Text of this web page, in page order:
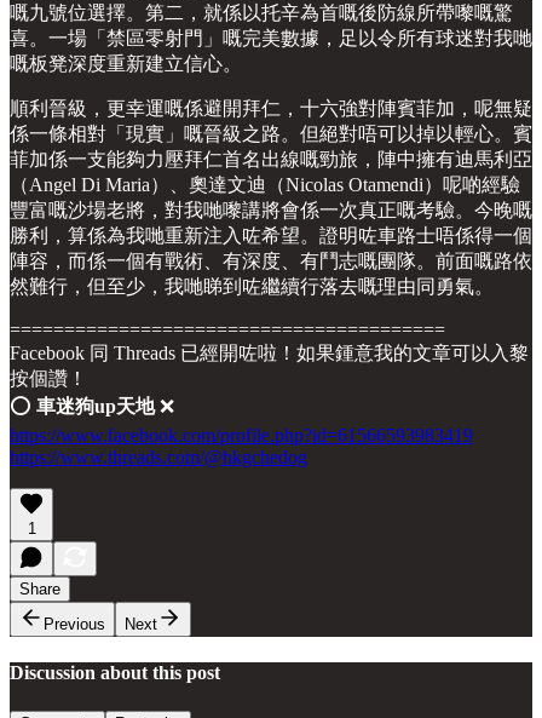
嘅九號位選擇。第二，就係以托辛為首嘅後防線所帶嚟嘅驚
喜。一場「禁區零射門」嘅完美數據，足以令所有球迷對我哋
嘅板凳深度重新建立信心。
順利晉級，更幸運嘅係避開拜仁，十六強對陣賓菲加，呢無疑
係一條相對「現實」嘅晉級之路。但絕對唔可以掉以輕心。賓
菲加係一支能夠力壓拜仁首名出線嘅勁旅，陣中擁有迪馬利亞
（Angel Di Maria）、奧達文迪（Nicolas Otamendi）呢啲經驗
豐富嘅沙場老將，對我哋嚟講將會係一次真正嘅考驗。今晚嘅
勝利，算係為我哋重新注入咗希望。證明咗車路士唔係得一個
陣容，而係一個有戰術、有深度、有鬥志嘅團隊。前面嘅路依
然難行，但至少，我哋睇到咗繼續行落去嘅理由同勇氣。
========================================
Facebook 同 Threads 已經開咗啦！如果鍾意我的文章可以入黎
按個讚！
⭕️ 車迷狗up天地❌
https://www.facebook.com/profile.php?id=61566593983419
https://www.threads.com/@hkgchedog
1
Share
Previous
Next
Discussion about this post